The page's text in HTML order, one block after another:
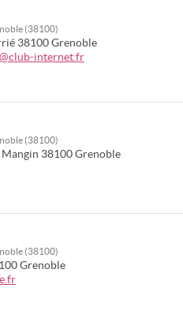
(38100)
38100 Grenoble
internet.fr
(38100)
Mangin 38100 Grenoble
(38100)
Grenoble